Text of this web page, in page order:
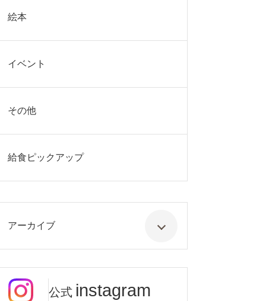
絵本
イベント
その他
給食ピックアップ
アーカイブ
公式 instagram